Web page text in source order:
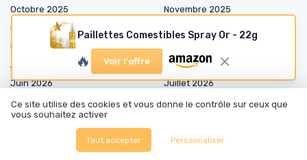
Paillettes Comestibles Spray Or - 22g
🔥 Voir l'offre
Octobre 2025
Novembre 2025
Décembre 2025
Février 2026
Avril 2026
Mai 2026
Juin 2026
Juillet 2026
Août 2026
Ce site utilise des cookies et vous donne le contrôle sur ceux que
vous souhaitez activer
Tout accepter Personnaliser